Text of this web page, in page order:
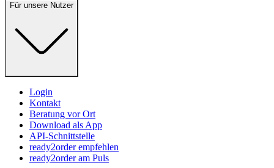
Für unsere Nutzer
Login
Kontakt
Beratung vor Ort
Download als App
API-Schnittstelle
ready2order empfehlen
ready2order am Puls